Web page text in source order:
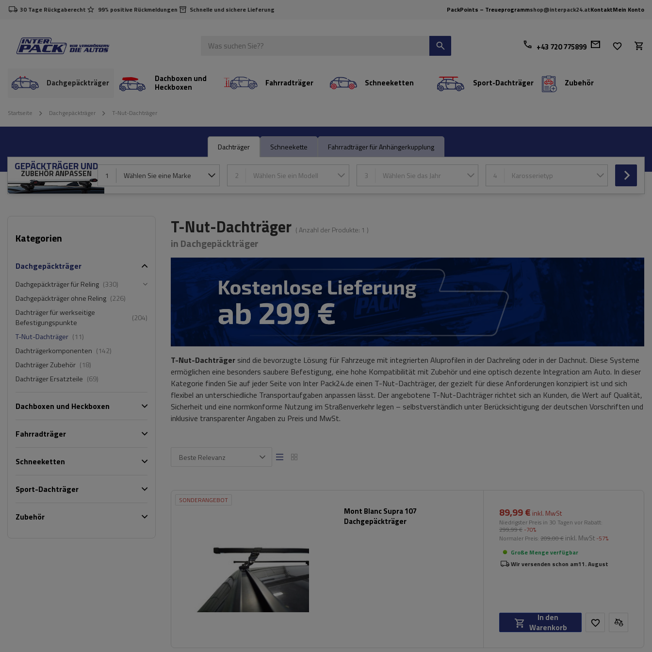
30 Tage Rückgaberecht 99% positive Rückmeldungen Schnelle und sichere Lieferung PackPoints – Treueprogrammshop@interpack24.atKontaktMein Konto
+43 720 775899
Dachgepäckträger Dachboxen und
Heckboxen Fahrradträger Schneeketten Sport-Dachträger Zubehör
Startseite Dachgepäckträger T-Nut-Dachträger
Dachträger Schneekette Fahrradträger für Anhängerkupplung
GEPÄCKTRÄGER UND
ZUBEHÖR ANPASSEN 1 Wählen Sie eine Marke 2 Wählen Sie ein Modell 3 Wählen Sie das Jahr 4 Karosserietyp
Kategorien
Dachgepäckträger
Dachgepäckträger für Reling (330)
Dachgepäckträger ohne Reling (226)
Dachträger für werkseitige
Befestigungspunkte
(204)
T-Nut-Dachträger (11)
Dachträgerkomponenten (142)
Dachträger Zubehör (18)
Dachträger Ersatzteile (69)
Dachboxen und Heckboxen
Fahrradträger
Schneeketten
Sport-Dachträger
Zubehör
T-Nut-Dachträger ( Anzahl der Produkte: 1 )
in Dachgepäckträger
T-Nut-Dachträger sind die bevorzugte Lösung für Fahrzeuge mit integrierten Aluprofilen in der Dachreling oder in der Dachnut. Diese Systeme
ermöglichen eine besonders saubere Befestigung, eine hohe Kompatibilität mit Zubehör und eine optisch dezente Integration am Auto. In dieser
Kategorie finden Sie auf jeder Seite von Inter Pack24.de einen T-Nut-Dachträger, der gezielt für diese Anforderungen konzipiert ist und sich
flexibel an unterschiedliche Transportaufgaben anpassen lässt. Der angebotene T-Nut-Dachträger richtet sich an Kunden, die Wert auf Qualität,
Sicherheit und eine normkonforme Nutzung im Straßenverkehr legen – selbstverständlich unter Berücksichtigung der deutschen Vorschriften und
inklusive transparenter Angaben zu Preis und MwSt.
Beste Relevanz
SONDERANGEBOT
Mont Blanc Supra 107
Dachgepäckträger
89,99 € inkl. MwSt
Niedrigster Preis in 30 Tagen vor Rabatt:
299,99 € -70%
Normaler Preis: 209,00 € inkl. MwSt -57%
Große Menge verfügbar
Wir versenden schon am11. August
In den
Warenkorb